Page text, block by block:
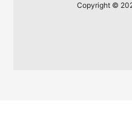
Copyright ©